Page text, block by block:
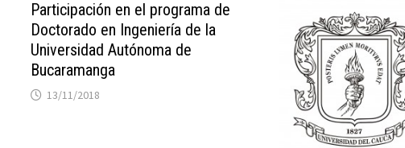
Participación en el programa de
Doctorado en Ingeniería de la
Universidad Autónoma de
Bucaramanga
13/11/2018